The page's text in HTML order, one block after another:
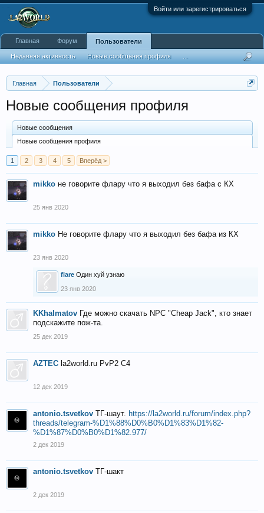
Войти или зарегистрироваться
Главная Пользователи
Новые сообщения профиля
Новые сообщения
Новые сообщения профиля
1 2 3 4 5 Вперёд >
mikko не говорите флару что я выходил без бафа с КХ
25 янв 2020
mikko Не говорите флару что я выходил без бафа из КХ
23 янв 2020
flare Один хуй узнаю
23 янв 2020
KKhalmatov Где можно скачать NPC "Cheap Jack", кто знает
подскажите пож-та.
25 дек 2019
AZTEC la2world.ru PvP2 C4
12 дек 2019
antonio.tsvetkov ТГ-шаут. https://la2world.ru/forum/index.php?
threads/telegram-%D1%88%D0%B0%D1%83%D1%82-
%D1%87%D0%B0%D1%82.977/
2 дек 2019
antonio.tsvetkov ТГ-шакт
2 дек 2019
Главная Форум Пользователи
Недавняя активность Новые сообщения профиля